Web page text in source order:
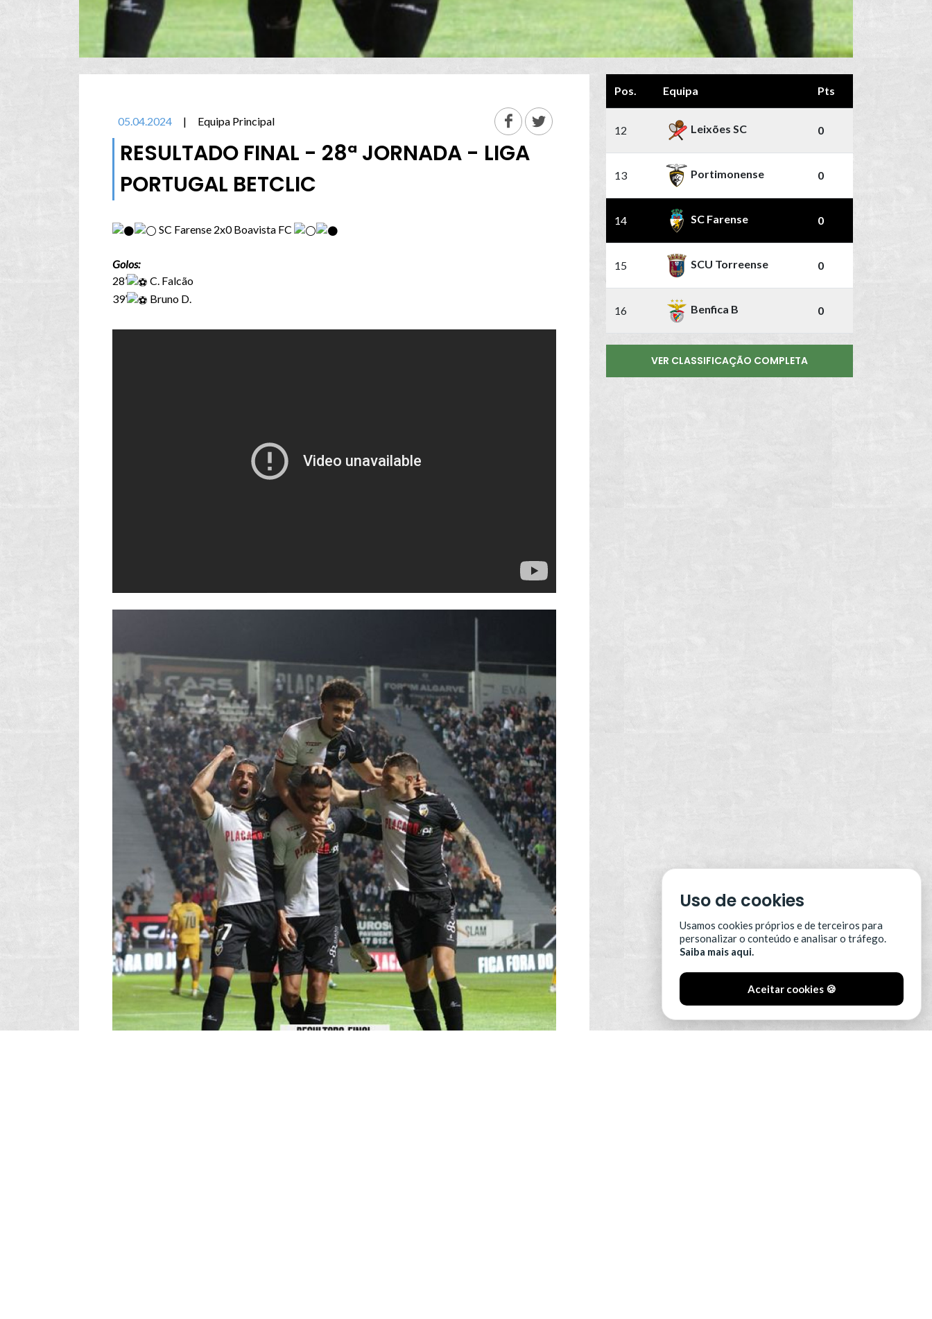
05.04.2024 | Equipa Principal
RESULTADO FINAL - 28ª JORNADA - LIGA
PORTUGAL BETCLIC
SC Farense 2x0 Boavista FC
G️olos:
28’
C. Falcão
39’
Bruno D.
Pos. Equipa Pts
12 Leixões SC 0
13 Portimonense 0
14 SC Farense 0
15 SCU Torreense 0
16 Benfica B 0
VER CLASSIFICAÇÃO COMPLETA
Uso de cookies
Usamos cookies próprios e de terceiros para
personalizar o conteúdo e analisar o tráfego.
Saiba mais aqui.
Aceitar cookies 🍪